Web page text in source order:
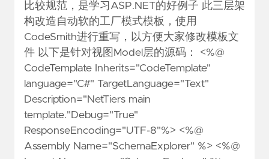
比较规范，是学习ASP.NET的好例子 此三层架
构改造自动软的工厂模式模板，使用
CodeSmith进行重写，以方便大家修改模板文
件 以下是针对视图Model层的源码： <%@
CodeTemplate Inherits="CodeTemplate"
language="C#" TargetLanguage="Text"
Description="NetTiers main
template."Debug="True"
ResponseEncoding="UTF-8"%> <%@
Assembly Name="SchemaExplorer" %> <%@